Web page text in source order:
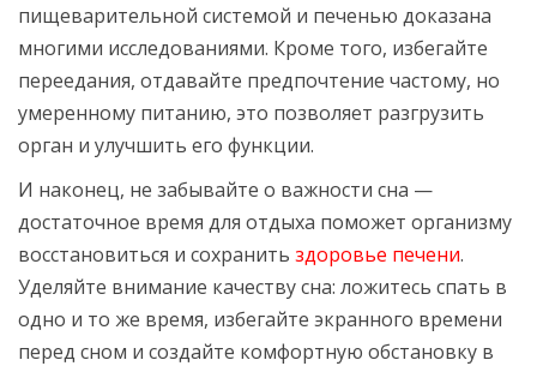
пищеварительной системой и печенью доказана
многими исследованиями. Кроме того, избегайте
переедания, отдавайте предпочтение частому, но
умеренному питанию, это позволяет разгрузить
орган и улучшить его функции.
И наконец, не забывайте о важности сна —
достаточное время для отдыха поможет организму
восстановиться и сохранить здоровье печени.
Уделяйте внимание качеству сна: ложитесь спать в
одно и то же время, избегайте экранного времени
перед сном и создайте комфортную обстановку в